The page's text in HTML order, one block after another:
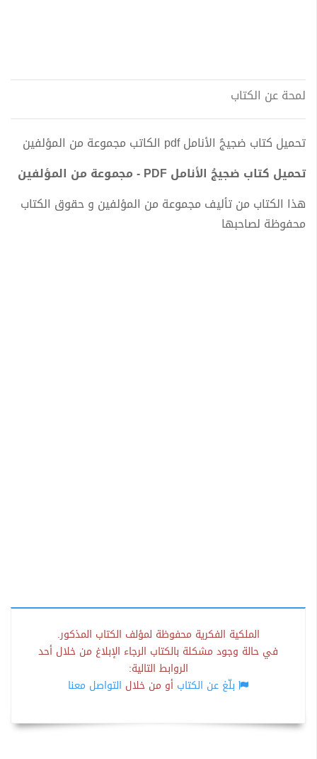
لمحة عن الكتاب
تحميل كتاب ضجيجُ الأنامل pdf الكاتب مجموعة من المؤلفين
تحميل كتاب ضجيجُ الأنامل PDF - مجموعة من المؤلفين
هذا الكتاب من تأليف مجموعة من المؤلفين و حقوق الكتاب
محفوظة لصاحبها
الملكية الفكرية محفوظة لمؤلف الكتاب المذكور.
في حالة وجود مشكلة بالكتاب الرجاء الإبلاغ من خلال أحد
الروابط التالية:
بلّغ عن الكتاب أو من خلال التواصل معنا